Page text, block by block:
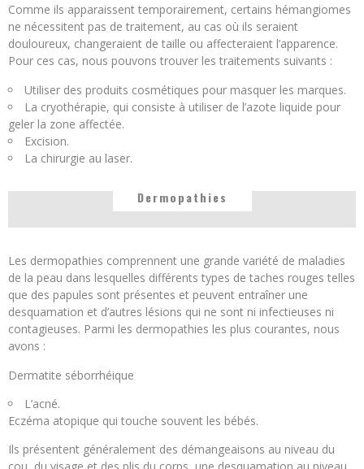
Comme ils apparaissent temporairement, certains hémangiomes
ne nécessitent pas de traitement, au cas où ils seraient
douloureux, changeraient de taille ou affecteraient l’apparence.
Pour ces cas, nous pouvons trouver les traitements suivants :
Utiliser des produits cosmétiques pour masquer les marques.
La cryothérapie, qui consiste à utiliser de l’azote liquide pour
geler la zone affectée.
Excision.
La chirurgie au laser.
Dermopathies
Les dermopathies comprennent une grande variété de maladies
de la peau dans lesquelles différents types de taches rouges telles
que des papules sont présentes et peuvent entraîner une
desquamation et d’autres lésions qui ne sont ni infectieuses ni
contagieuses. Parmi les dermopathies les plus courantes, nous
avons :
Dermatite séborrhéique
L’acné.
Eczéma atopique qui touche souvent les bébés.
Ils présentent généralement des démangeaisons au niveau du
cou, du visage et des plis du corps, une desquamation au niveau